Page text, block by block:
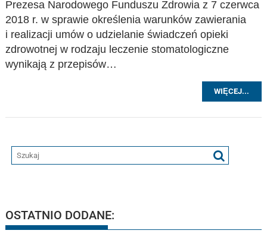
Prezesa Narodowego Funduszu Zdrowia z 7 czerwca
2018 r. w sprawie określenia warunków zawierania
i realizacji umów o udzielanie świadczeń opieki
zdrowotnej w rodzaju leczenie stomatologiczne
wynikają z przepisów…
WIĘCEJ...
OSTATNIO DODANE: